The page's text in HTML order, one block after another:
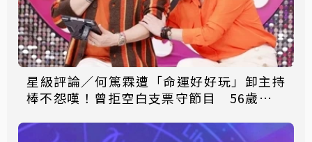
星級評論／何篤霖遭「命運好好玩」卸主持
棒不怨嘆！曾拒空白支票守節目 56歲就開